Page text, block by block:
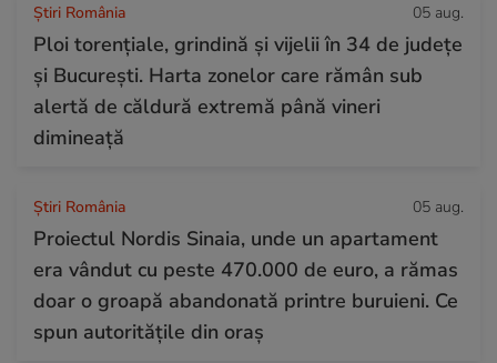
Știri România 05 aug.
Ploi torențiale, grindină și vijelii în 34 de județe
și București. Harta zonelor care rămân sub
alertă de căldură extremă până vineri
dimineață
Știri România 05 aug.
Proiectul Nordis Sinaia, unde un apartament
era vândut cu peste 470.000 de euro, a rămas
doar o groapă abandonată printre buruieni. Ce
spun autoritățile din oraș